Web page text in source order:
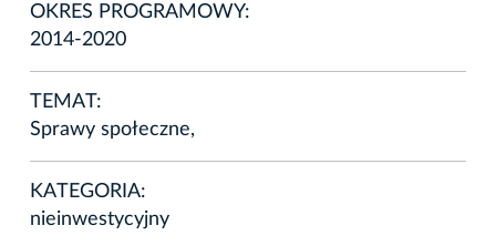
OKRES PROGRAMOWY:
2014-2020
TEMAT:
Sprawy społeczne,
KATEGORIA:
nieinwestycyjny